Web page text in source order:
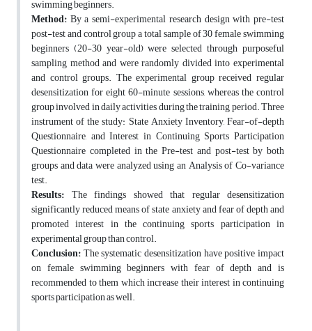
swimming beginners.
Method:By a semi-experimental research design with pre-test
post-test and control group a total sample of 30 female swimming
beginners (20-30 year-old) were selected through purposeful
sampling method and were randomly divided into experimental
and control groups. The experimental group received regular
desensitization for eight 60-minute sessions, whereas the control
group involved in daily activities during the training period. Three
instrument of the study: State Anxiety Inventory, Fear-of-depth
Questionnaire, and Interest in Continuing Sports Participation
Questionnaire completed in the Pre-test and post-test by both
groups and data were analyzed using an Analysis of Co-variance
test.
Results: The findings showed that regular desensitization
significantly reduced means of state anxiety and fear of depth and
promoted interest in the continuing sports participation in
experimental group than control.
Conclusion:The systematic desensitization have positive impact
on female swimming beginners with fear of depth and is
recommended to them which increase their interest in continuing
sports participation as well.